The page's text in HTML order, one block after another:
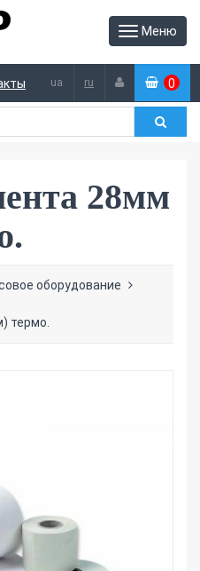
Меню
ua ru (0 )
28мм
оборудование
термо.